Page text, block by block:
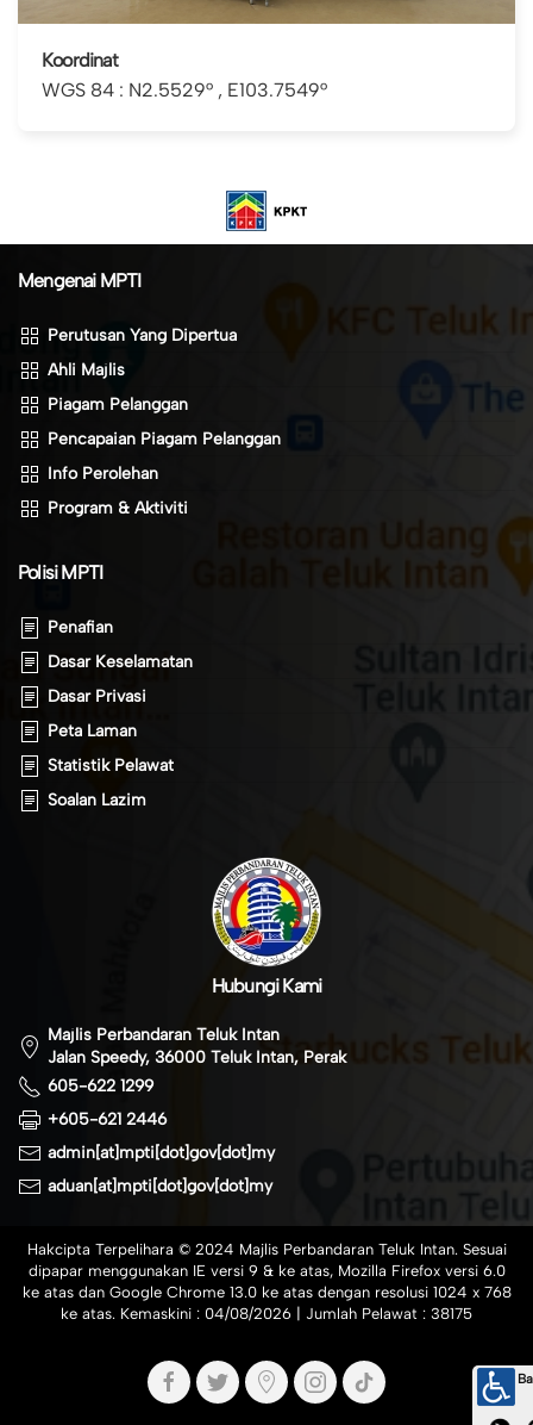
Koordinat
WGS 84 : N2.5529° , E103.7549°
Mengenai MPTI
Perutusan Yang Dipertua
Ahli Majlis
Piagam Pelanggan
Pencapaian Piagam Pelanggan
Info Perolehan
Program & Aktiviti
Polisi MPTI
Penafian
Dasar Keselamatan
Dasar Privasi
Peta Laman
Statistik Pelawat
Soalan Lazim
Hubungi Kami
Majlis Perbandaran Teluk Intan
Jalan Speedy, 36000 Teluk Intan, Perak
605-622 1299
+605-621 2446
admin[at]mpti[dot]gov[dot]my
aduan[at]mpti[dot]gov[dot]my
Hakcipta Terpelihara © 2024 Majlis Perbandaran Teluk Intan. Sesuai
dipapar menggunakan IE versi 9 & ke atas, Mozilla Firefox versi 6.0
ke atas dan Google Chrome 13.0 ke atas dengan resolusi 1024 x 768
ke atas. Kemaskini : 04/08/2026 | Jumlah Pelawat : 38175